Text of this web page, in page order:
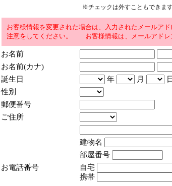
※チェックは外すこともできます
お客様情報を変更された場合は、入力されたメールア
注意をしてください。 お客様情報は、メールアドレ
お名前
お名前(カナ)
誕生日
年 月
性別
郵便番号
ご住所
建物名
部屋番号
お電話番号
自宅
携帯